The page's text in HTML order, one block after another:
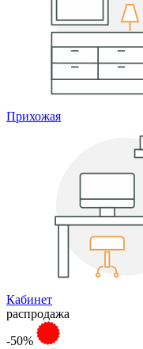
Прихожая
Кабинет
распродажа
-50%